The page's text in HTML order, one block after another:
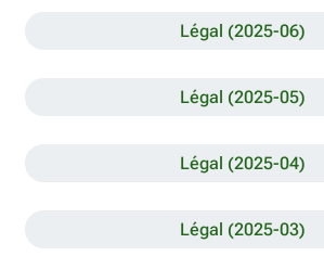
Légal (2025-06)
Légal (2025-05)
Légal (2025-04)
Légal (2025-03)